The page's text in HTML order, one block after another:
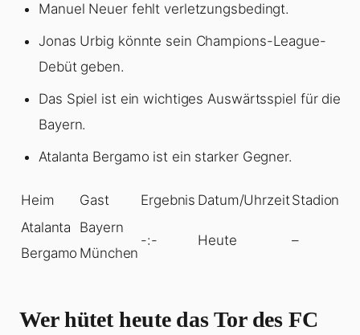
Manuel Neuer fehlt verletzungsbedingt.
Jonas Urbig könnte sein Champions-League-
Debüt geben.
Das Spiel ist ein wichtiges Auswärtsspiel für die
Bayern.
Atalanta Bergamo ist ein starker Gegner.
Heim Gast Ergebnis Datum/UhrzeitStadion
Atalanta
Bergamo
Bayern
München
-:- Heute –
Wer hütet heute das Tor des FC